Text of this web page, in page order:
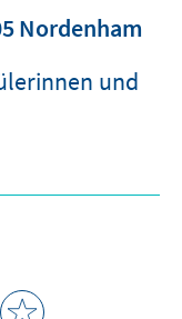
Nordenham
und